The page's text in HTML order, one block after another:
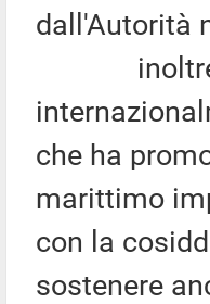
dall'Autorità
inoltre si
che ha
marittimo
con la
sostenere